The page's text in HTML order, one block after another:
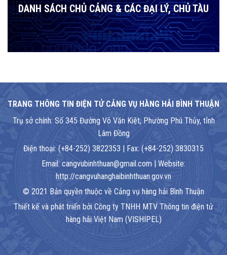
DANH SÁCH CHỦ CẢNG & CÁC ĐẠI LÝ, CHỦ TÀU
TRANG THÔNG TIN ĐIỆN TỬ CẢNG VỤ HÀNG HẢI BÌNH THUẬN
Trụ sở chính: Số 345 Đường Võ Văn Kiệt, Phường Phú Thủy, tỉnh
Lâm Đồng
Điện thoại: (+84-252) 3822353 | Fax: (+84-252) 3830315
Email: cangvubinhthuan@gmail.com | Website:
http://cangvuhanghaibinhthuan.gov.vn
© 2021 Bản quyền thuộc về Cảng vụ hàng hải Bình Thuận
Thiết kế và phát triển bởi Công ty TNHH MTV Thông tin điện tử
hàng hải Việt Nam (VISHIPEL)